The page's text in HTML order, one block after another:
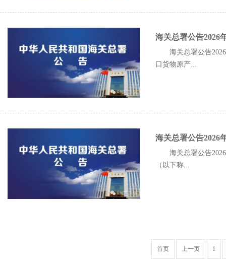
海关总署公告2026
海关总署公告
口货物原产...
海关总署公告2026
海关总署公告
（以下称...
首页 上一页 1